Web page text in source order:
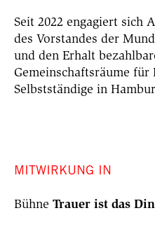
Seit 2022 engagiert sich
des Vorstandes der
und den Erhalt
Gemeinschaftsräume
Selbstständige in
MITWIRKUNG IN
Bühne Trauer ist das